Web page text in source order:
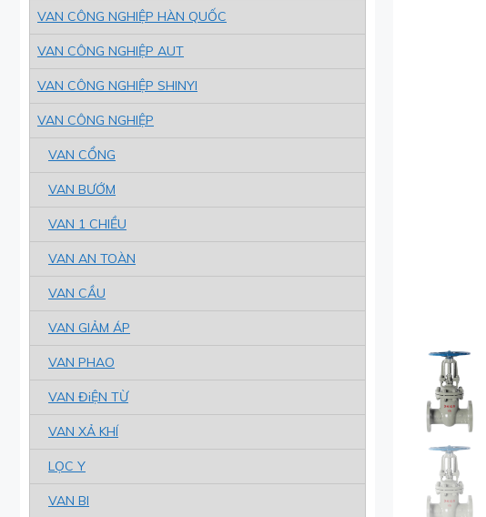
VAN CÔNG NGHIỆP HÀN QUỐC
VAN CÔNG NGHIỆP AUT
VAN CÔNG NGHIỆP SHINYI
VAN CÔNG NGHIỆP
VAN CỔNG
VAN BƯỚM
VAN 1 CHIỀU
VAN AN TOÀN
VAN CẦU
VAN GIẢM ÁP
VAN PHAO
VAN ĐiỆN TỪ
VAN XẢ KHÍ
LỌC Y
VAN BI